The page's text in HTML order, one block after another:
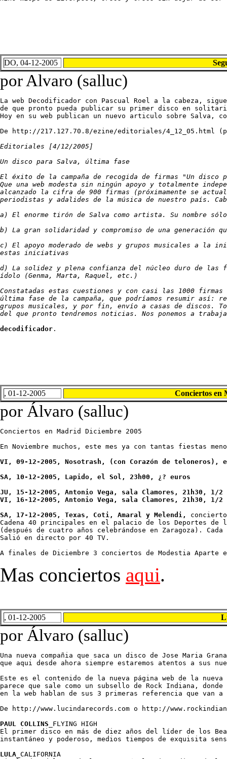
DO, 04-12-2005
por Alvaro (salluc)
La web Decodificador con Pascual Roel a la cabeza,
de que pronto pueda publicar su primer disco en
Hoy en su web publican un nuevo articulo sobre Salva,
De http://217.127.70.8/ezine/editoriales/4_12_05.html
Editoriales [4/12/2005]
Un disco para Salva, última fase
El éxito de la campaña de recogida de firmas "Un
Que una web modesta sin ningún apoyo y totalmente
alcanzado la cifra de 900 firmas (próximamente se
periodistas y adalides de la música de nuestro país.
a) El enorme tirón de Salva como artista. Su nombre
b) La gran solidaridad y compromiso de una generación
c) El apoyo moderado de webs y grupos musicales a
estas iniciativas
d) La solidez y plena confianza del núcleo duro de las
ídolo (Genma, Marta, Raquel, etc.)
Constatadas estas cuestiones y con casi las 1000
última fase de la campaña, que podríamos resumir así:
grupos musicales, y por fin, envío a casas de discos.
del que pronto tendremos noticias. Nos ponemos a
decodificador .
, 01-12-2005 Conciertos en
por Álvaro (salluc)
Conciertos en Madrid Diciembre 2005
En Noviembre muchos, este mes ya con tantas fiestas
VI, 09-12-2005, Nosotrash, (con Corazón de
SA, 10-12-2005, Lapido, el Sol, 23h00, ¿? euros
JU, 15-12-2005, Antonio Vega, sala Clamores, 21h30, 1/2
VI, 16-12-2005, Antonio Vega, sala Clamores, 21h30, 1/2
SA, 17-12-2005, Texas, Coti, Amaral y Melendi,
Cadena 40 principales en el palacio de los Deportes
(después de cuatro años celebrándose en Zaragoza).
Salió en directo por 40 TV.
A finales de Diciembre 3 conciertos de Modestia Aparte
Mas conciertos aqui.
, 01-12-2005
por Álvaro (salluc)
Una nueva compañia que saca un disco de Jose Maria
que aqui desde ahora siempre estaremos atentos a sus
Este es el contenido de la nueva página web de la nueva
parece que sale como un subsello de Rock Indiana,
en la web hablan de sus 3 primeras referencia que van
De http://www.lucindarecords.com o http://
PAUL COLLINS _FLYING HIGH
El primer disco en más de diez años del líder de los
instantáneo y poderoso, medios tiempos de exquisita
LULA _CALIFORNIA